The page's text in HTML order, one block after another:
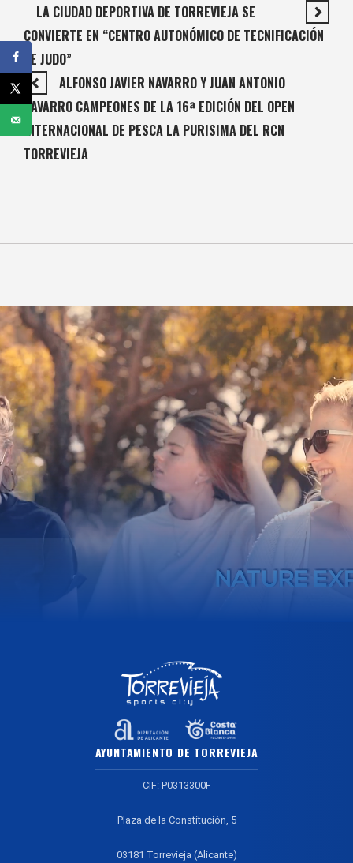
LA CIUDAD DEPORTIVA DE TORREVIEJA SE
CONVIERTE EN “CENTRO AUTONÓMICO DE TECNIFICACIÓN
DE JUDO”
ALFONSO JAVIER NAVARRO Y JUAN ANTONIO
NAVARRO CAMPEONES DE LA 16ª EDICIÓN DEL OPEN
INTERNACIONAL DE PESCA LA PURISIMA DEL RCN
TORREVIEJA
AYUNTAMIENTO DE TORREVIEJA
CIF: P0313300F
Plaza de la Constitución, 5
03181 Torrevieja (Alicante)